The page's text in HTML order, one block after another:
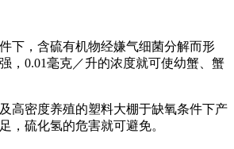
下，含硫有机物经嫌气细菌分解而形
，0.01毫克／升的浓度就可使幼蟹、蟹
高密度养殖的塑料大棚于缺氧条件下产
，硫化氢的危害就可避免。